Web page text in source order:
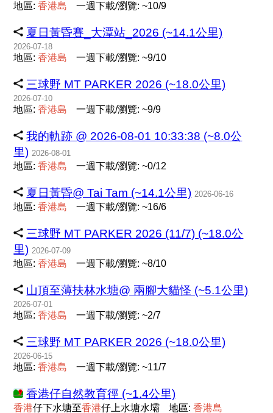
地區:香港島 一週下載/瀏覽: ~10/9
夏日黃昏賽_大潭站_2026 (~14.1公里)
2026-07-18
地區:香港島 一週下載/瀏覽: ~9/10
三球野 MT PARKER 2026 (~18.0公里)
2026-07-10
地區:香港島 一週下載/瀏覽: ~9/9
我的軌跡 @ 2026-08-01 10:33:38 (~8.0公
里) 2026-08-01
地區:香港島 一週下載/瀏覽: ~0/12
夏日黃昏@ Tai Tam (~14.1公里) 2026-06-16
地區:香港島 一週下載/瀏覽: ~16/6
三球野 MT PARKER 2026 (11/7) (~18.0公
里) 2026-07-09
地區:香港島 一週下載/瀏覽: ~8/10
山頂至薄扶林水塘@ 兩腳大貓怪 (~5.1公里)
2026-07-01
地區:香港島 一週下載/瀏覽: ~2/7
三球野 MT PARKER 2026 (~18.0公里)
2026-06-15
地區:香港島 一週下載/瀏覽: ~11/7
香港仔自然教育徑 (~1.4公里)
香港仔下水塘至香港仔上水塘水壩 地區:香港島